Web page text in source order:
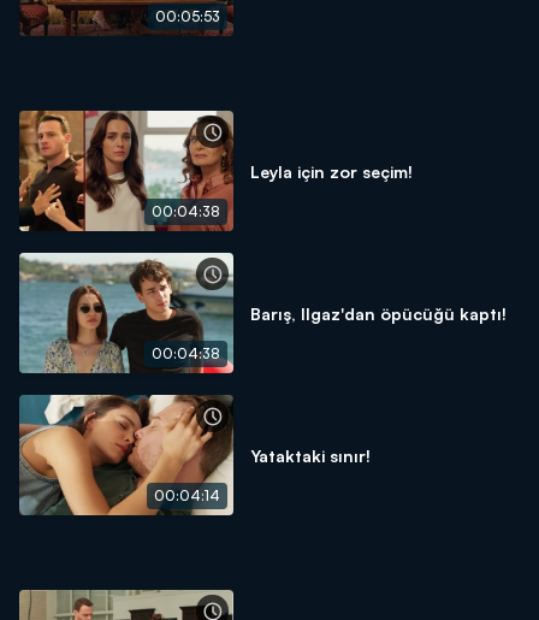
00:05:53
00:04:38
Leyla için zor seçim!
00:04:38
Barış, Ilgaz'dan öpücüğü kaptı!
00:04:14
Yataktaki sınır!